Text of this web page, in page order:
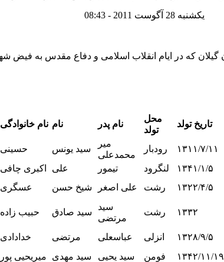
یکشنبه 28 آگوست 2011 - 08:43
نام خانوادگی نام نام پدر
محل
تولد
تاریخ تولد
حسینی سید یونس
میر
محمدعلی
رودبار ۱۳۱۱/۷/۱۱
اکبری چافی علی تیمور لنگرود ۱۳۴۱/۱/۵
عسگری شیخ حسن علی اصغر رشت ۱۳۲۲/۴/۵
حبیب زاده سید صادق
سید
مرتضی
رشت ۱۳۳۲
خدادادی مرتضی عباسعلی انزلی ۱۳۲۸/۹/۵
میریحیی پور سید مهدی سید یحیی فومن ۱۳۴۲/۱۱/۱۹